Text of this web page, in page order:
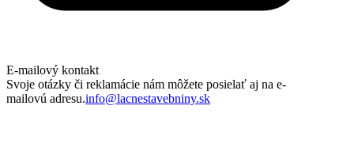
E-mailový kontakt
Svoje otázky či reklamácie nám môžete posielať aj na e-
mailovú adresu.info@lacnestavebniny.sk